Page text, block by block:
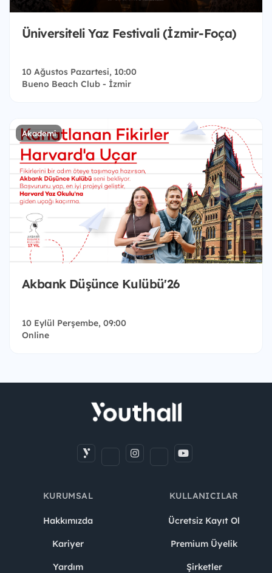
Üniversiteli Yaz Festivali (İzmir-Foça)
10 Ağustos Pazartesi, 10:00
Bueno Beach Club - İzmir
Akademi
Akbank Düşünce Kulübü'26
10 Eylül Perşembe, 09:00
Online
KURUMSAL
Hakkımızda
Kariyer
Yardım
KULLANICILAR
Ücretsiz Kayıt Ol
Premium Üyelik
Şirketler